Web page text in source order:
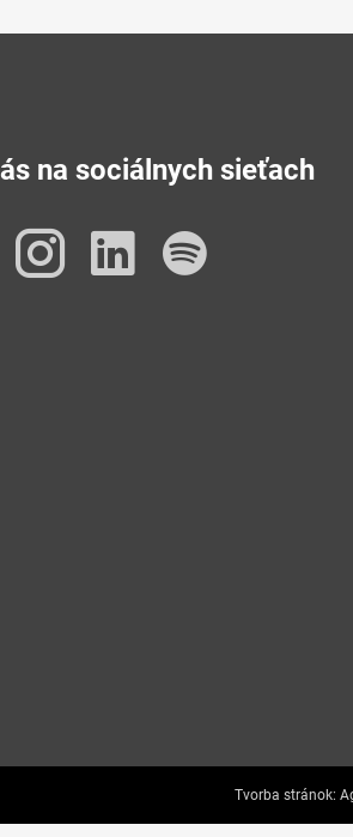
na sociálnych sieťach
Instagram
LinkedIn
Tvorba stránok: